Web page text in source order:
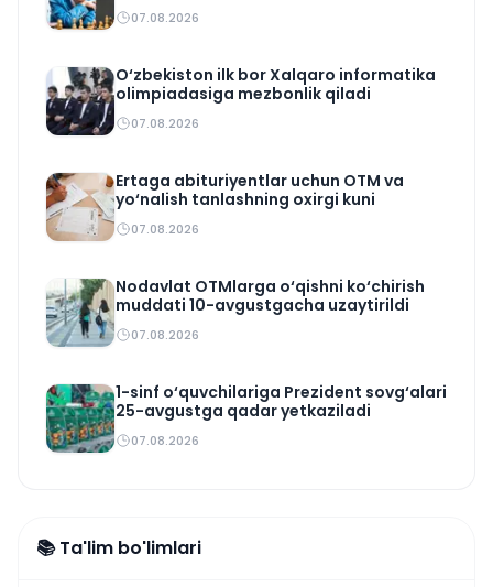
07.08.2026
O‘zbekiston ilk bor Xalqaro informatika
olimpiadasiga mezbonlik qiladi
07.08.2026
Ertaga abituriyentlar uchun OTM va
yo‘nalish tanlashning oxirgi kuni
07.08.2026
Nodavlat OTMlarga o‘qishni ko‘chirish
muddati 10-avgustgacha uzaytirildi
07.08.2026
1-sinf o‘quvchilariga Prezident sovg‘alari
25-avgustga qadar yetkaziladi
07.08.2026
📚 Ta'lim bo'limlari